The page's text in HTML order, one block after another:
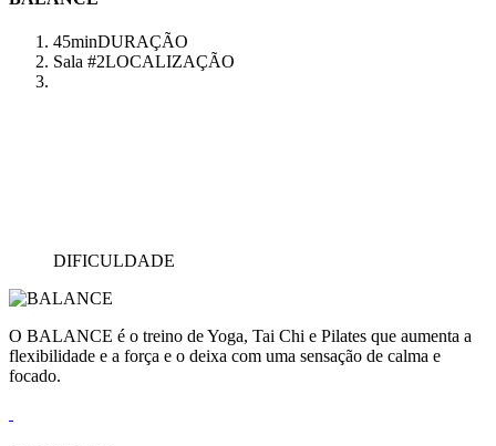
45minDURAÇÃO
Sala #2LOCALIZAÇÃO
DIFICULDADE
O BALANCE é o treino de Yoga, Tai Chi e Pilates que aumenta a
flexibilidade e a força e o deixa com uma sensação de calma e
focado.